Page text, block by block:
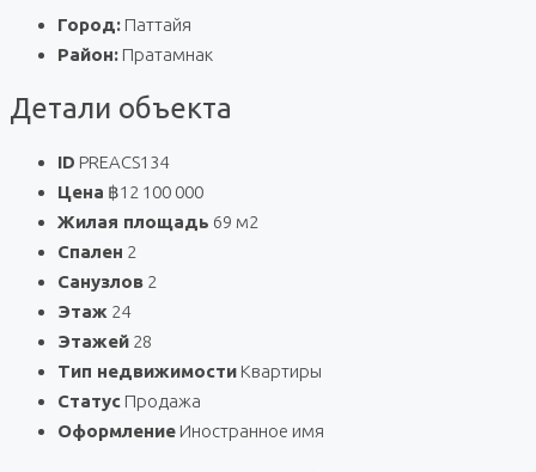
Город: Паттайя
Район: Пратамнак
Детали объекта
ID PREACS134
Цена ฿12 100 000
Жилая площадь 69 м2
Спален 2
Санузлов 2
Этаж 24
Этажей 28
Тип недвижимости Квартиры
Статус Продажа
Оформление Иностранное имя